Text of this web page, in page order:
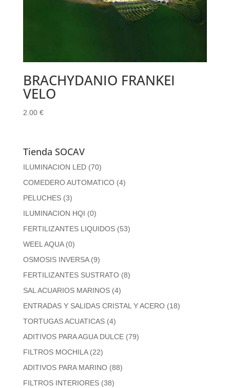
BRACHYDANIO FRANKEI
VELO
2.00 €
Tienda SOCAV
ILUMINACION LED (70)
COMEDERO AUTOMATICO (4)
PELUCHES (3)
ILUMINACION HQI (0)
FERTILIZANTES LIQUIDOS (53)
WEEL AQUA (0)
OSMOSIS INVERSA (9)
FERTILIZANTES SUSTRATO (8)
SAL ACUARIOS MARINOS (4)
ENTRADAS Y SALIDAS CRISTAL Y ACERO (18)
TORTUGAS ACUATICAS (4)
ADITIVOS PARA AGUA DULCE (79)
FILTROS MOCHILA (22)
ADITIVOS PARA MARINO (88)
FILTROS INTERIORES (38)